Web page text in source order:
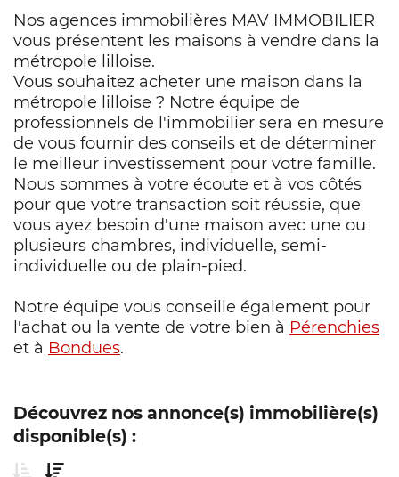
Nos agences immobilières MAV IMMOBILIER
vous présentent les maisons à vendre dans la
métropole lilloise.
Vous souhaitez acheter une maison dans la
métropole lilloise ? Notre équipe de
professionnels de l'immobilier sera en mesure
de vous fournir des conseils et de déterminer
le meilleur investissement pour votre famille.
Nous sommes à votre écoute et à vos côtés
pour que votre transaction soit réussie, que
vous ayez besoin d'une maison avec une ou
plusieurs chambres, individuelle, semi-
individuelle ou de plain-pied.
Notre équipe vous conseille également pour
l'achat ou la vente de votre bien à Pérenchies
et à Bondues.
Découvrez nosannonce(s) immobilière(s)
disponible(s) :